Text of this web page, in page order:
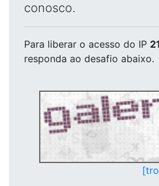
conosco.
Para liberar o acesso do IP
responda ao desafio abaixo.